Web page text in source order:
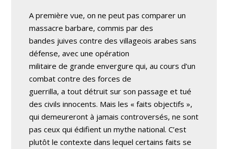
A première vue, on ne peut pas comparer un
massacre barbare, commis par des
bandes juives contre des villageois arabes sans
défense, avec une opération
militaire de grande envergure qui, au cours d’un
combat contre des forces de
guerrilla, a tout détruit sur son passage et tué
des civils innocents. Mais les « faits objectifs »,
qui demeureront à jamais controversés, ne sont
pas ceux qui édifient un mythe national. C’est
plutôt le contexte dans lequel certains faits se